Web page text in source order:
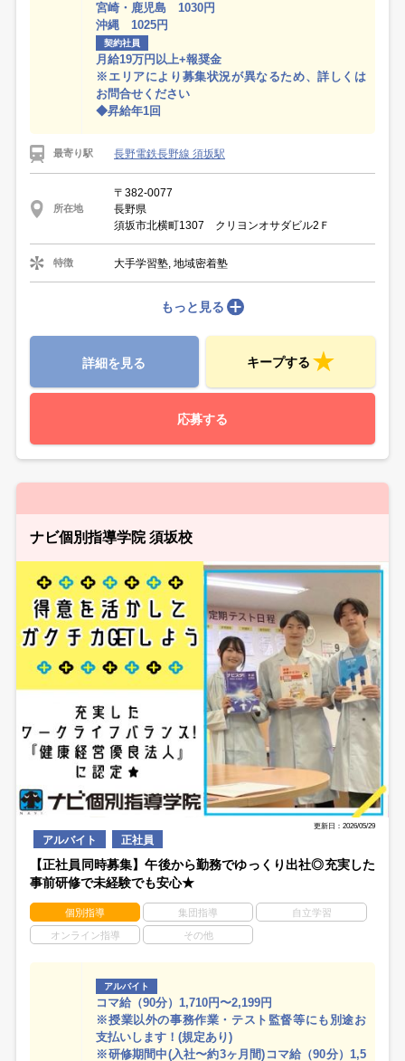
宮崎・鹿児島 1030円
沖縄 1025円
契約社員
月給19万円以上+報奨金
※エリアにより募集状況が異なるため、詳しくは
お問合せください
◆昇給年1回
最寄り駅 長野電鉄長野線 須坂駅
所在地
〒382-0077
長野県
須坂市北横町1307 クリヨンオサダビル2Ｆ
特徴 大手学習塾, 地域密着塾
もっと見る
詳細を見る キープする
応募する
ナビ個別指導学院 須坂校
更新日：2026/05/29
アルバイト 正社員
【正社員同時募集】午後から勤務でゆっくり出社◎充実した
事前研修で未経験でも安心★
個別指導 集団指導 自立学習
オンライン指導 その他
アルバイト
コマ給（90分）1,710円〜2,199円
※授業以外の事務作業・テスト監督等にも別途お
支払いします！(規定あり)
※研修期間中(入社〜約3ヶ月間)コマ給（90分）1,5